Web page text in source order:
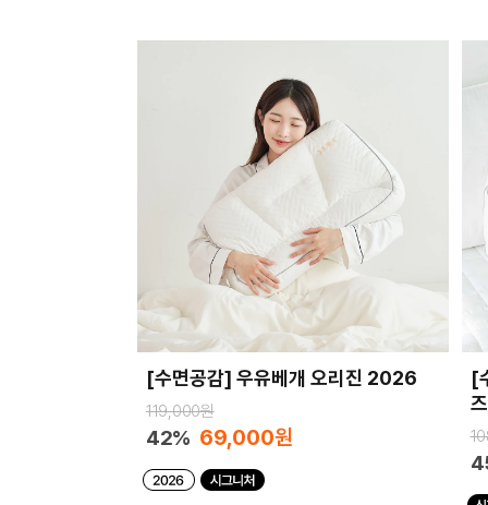
[수면공감] 우유베개 오리진 2026
119,000원
42% 69,000원
[